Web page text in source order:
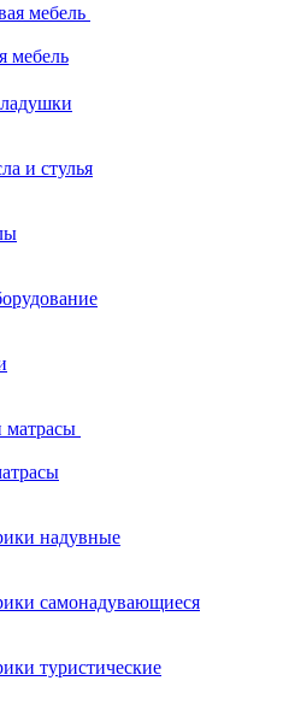
мебель
мебель
и стулья
матрасы
надувные
самонадувающиеся
туристические